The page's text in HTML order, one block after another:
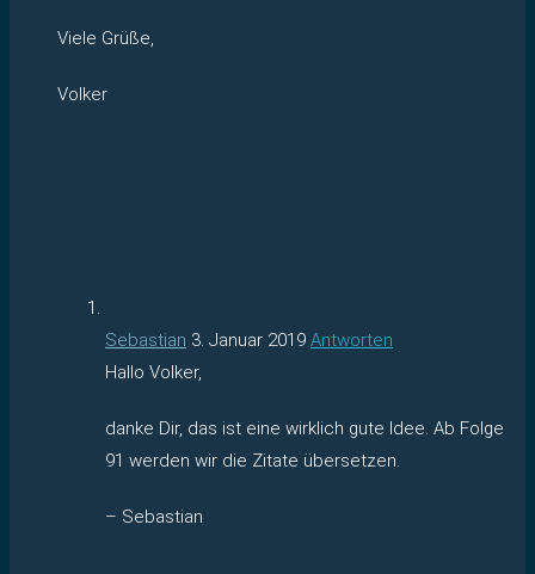
Viele Grüße,
Volker
Sebastian 3. Januar 2019 Antworten
Hallo Volker,
danke Dir, das ist eine wirklich gute Idee. Ab Folge
91 werden wir die Zitate übersetzen.
– Sebastian